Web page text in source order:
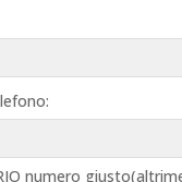
numero